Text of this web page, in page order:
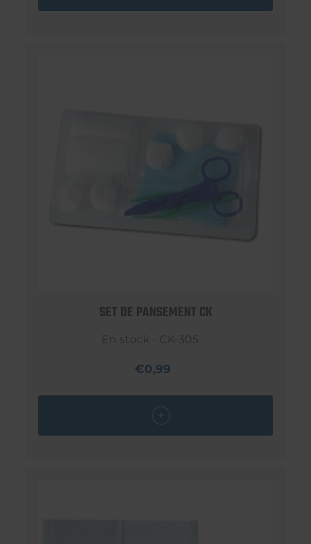
SET DE PANSEMENT CK
En stock - CK-305
€0,99